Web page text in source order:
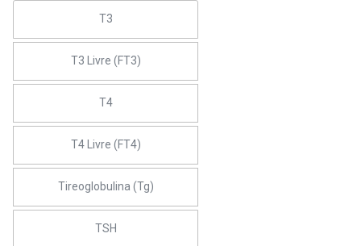
T3
T3 Livre (FT3)
T4
T4 Livre (FT4)
Tireoglobulina (Tg)
TSH